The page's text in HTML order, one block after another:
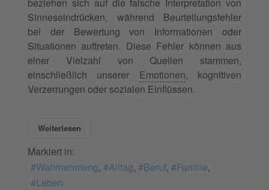
beziehen sich auf die falsche Interpretation von
Sinneseindrücken, während Beurteilungsfehler
bei der Bewertung von Informationen oder
Situationen auftreten. Diese Fehler können aus
einer Vielzahl von Quellen stammen,
einschließlich unserer Emotionen, kognitiven
Verzerrungen oder sozialen Einflüssen.
Weiterlesen
Markiert in:
Wahrnehmung
Alltag Beruf
Familie
Leben